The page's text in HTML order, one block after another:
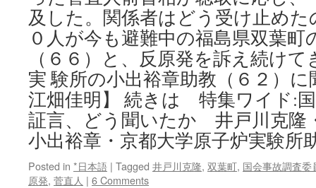
及した。関係者はどう受け止め
０人が今も避難中の福島県双葉町
（６６）と、反原発を訴え続け
実 験所の小出裕章助教（６２）
江畑佳明】 続きは 特集ワイド:
証言、どう聞いたか 井戸川克隆
小出裕章・京都大学原子炉実験所
Posted in *日本語 | Tagged 井戸川克隆, 双葉町, 国会事故調査委
原発, 菅直人 | 6 Comments